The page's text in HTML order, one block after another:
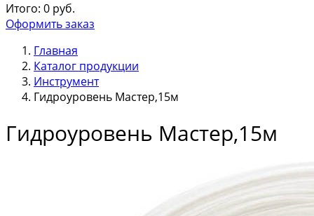
Итого: 0 руб.
Оформить заказ
Главная
Каталог продукции
Инструмент
Гидроуровень Мастер,15м
Гидроуровень Мастер,15м